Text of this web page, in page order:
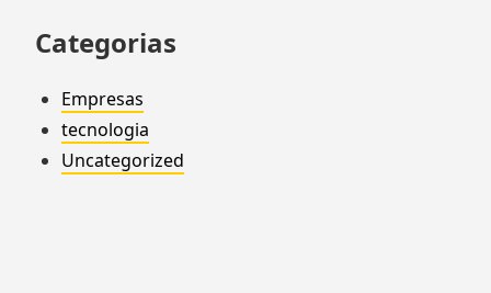
Categorias
Empresas
tecnologia
Uncategorized